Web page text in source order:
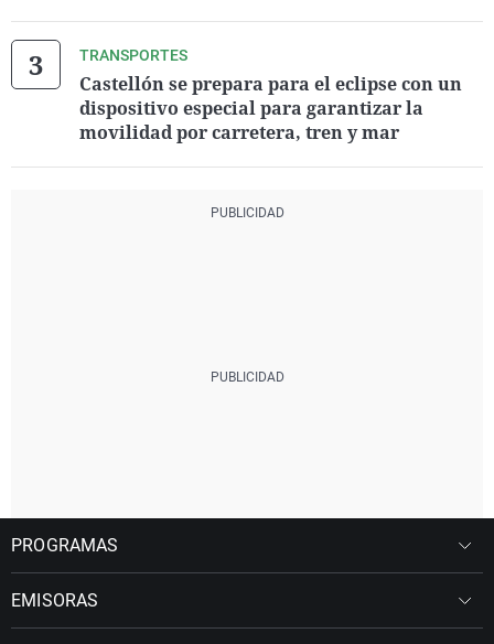
TRANSPORTES
Castellón se prepara para el eclipse con un
dispositivo especial para garantizar la
movilidad por carretera, tren y mar
PROGRAMAS
EMISORAS